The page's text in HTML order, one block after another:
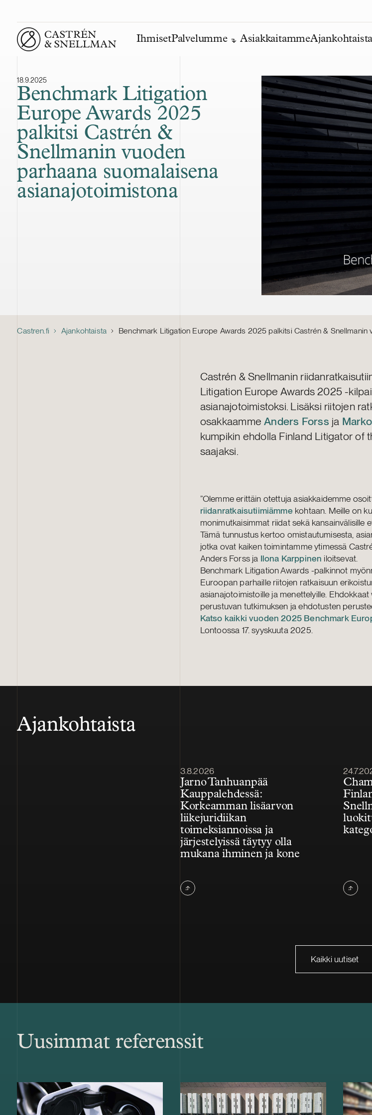
Front page
IhmisetPalvelumme Asiakkaitamme
18.9.2025
Benchmark Litigation
Europe Awards 2025
palkitsi Castrén &
Snellmanin vuoden
parhaana suomalaisena
asianajotoimistona
Castren.fi Ajankohtaista Benchmark Litigation Europe Awards 2025 palkitsi Castrén &
Castrén & Snellmanin
Litigation Europe Awards 2025 -
asianajotoimistoksi. Lisäksi riitojen
osakkaammeAnders Forss ja
kumpikin ehdolla Finland Litigator of
saajaksi.
”Olemme erittäin otettuja asiakkaidemme
riidanratkaisutiimiämmekohtaan. Meille on
monimutkaisimmat riidat sekä kansainvälisille
Tämä tunnustus kertoo omistautumisesta,
jotka ovat kaiken toimintamme ytimessä
Anders Forss ja Ilona Karppinen iloitsevat.
Benchmark Litigation Awards -palkinnot
Euroopan parhaille riitojen ratkaisuun
asianajotoimistoille ja menettelyille.
perustuvan tutkimuksen ja ehdotusten
Katso kaikki vuoden 2025 Benchmark
Lontoossa 17. syyskuuta 2025.
Ajankohtaista
Julkaistu
3.8.2026
Jarno Tanhuanpää
Kauppalehdessä:
Korkeamman lisäarvon
liikejuridiikan
toimeksiannoissa ja
järjestelyissä täytyy olla
mukana ihminen ja kone
Kaikki uutiset
Uusimmat referenssit